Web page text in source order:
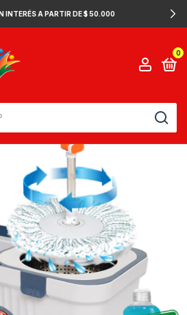
INTERÉS A PARTIR DE $ 50.000
0